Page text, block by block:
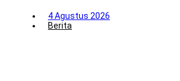
4 Agustus 2026
Berita